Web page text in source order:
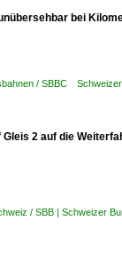
bei
/ SBBC
2 auf die
/ SBB | Schweizer